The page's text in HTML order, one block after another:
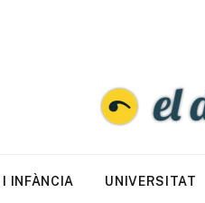
INFÀNCIA UNIVERSITAT